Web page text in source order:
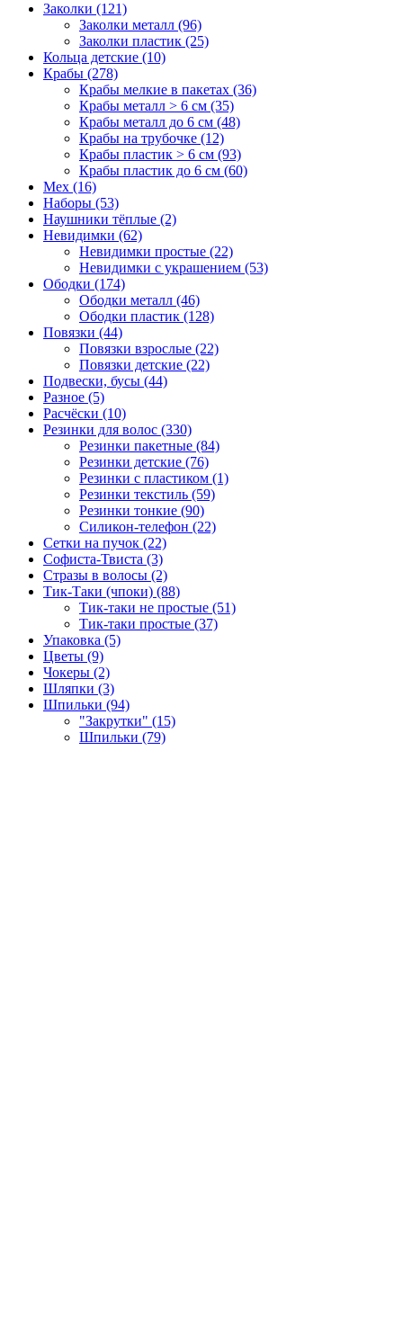
Заколки (121)
Заколки металл (96)
Заколки пластик (25)
Кольца детские (10)
Крабы (278)
Крабы мелкие в пакетах (36)
Крабы металл > 6 см (35)
Крабы металл до 6 см (48)
Крабы на трубочке (12)
Крабы пластик > 6 см (93)
Крабы пластик до 6 см (60)
Мех (16)
Наборы (53)
Наушники тёплые (2)
Невидимки (62)
Невидимки простые (22)
Невидимки с украшением (53)
Ободки (174)
Ободки металл (46)
Ободки пластик (128)
Повязки (44)
Повязки взрослые (22)
Повязки детские (22)
Подвески, бусы (44)
Разное (5)
Расчёски (10)
Резинки для волос (330)
Резинки пакетные (84)
Резинки детские (76)
Резинки с пластиком (1)
Резинки текстиль (59)
Резинки тонкие (90)
Силикон-телефон (22)
Сетки на пучок (22)
Софиста-Твиста (3)
Стразы в волосы (2)
Тик-Таки (чпоки) (88)
Тик-таки не простые (51)
Тик-таки простые (37)
Упаковка (5)
Цветы (9)
Чокеры (2)
Шляпки (3)
Шпильки (94)
"Закрутки" (15)
Шпильки (79)